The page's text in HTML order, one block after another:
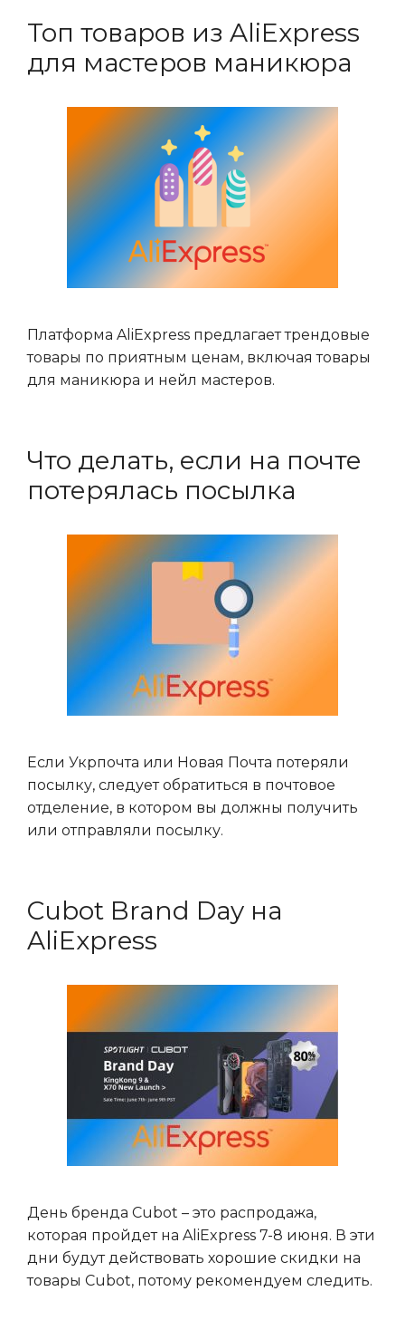
Топ товаров из AliExpress
для мастеров маникюра
Платформа AliExpress предлагает трендовые
товары по приятным ценам, включая товары
для маникюра и нейл мастеров.
Что делать, если на почте
потерялась посылка
Если Укрпочта или Новая Почта потеряли
посылку, следует обратиться в почтовое
отделение, в котором вы должны получить
или отправляли посылку.
Cubot Brand Day на
AliExpress
День бренда Cubot – это распродажа,
которая пройдет на AliExpress 7-8 июня. В эти
дни будут действовать хорошие скидки на
товары Cubot, потому рекомендуем следить.